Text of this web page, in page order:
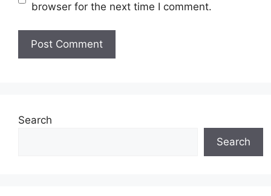
browser for the next time I comment.
Search
Search